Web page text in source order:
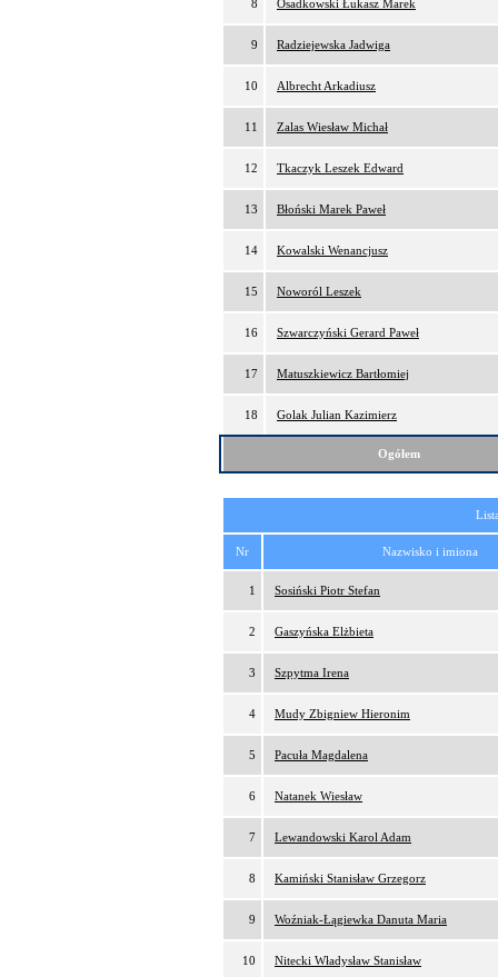
8 Osadkowski Łukasz Marek
9 Radziejewska Jadwiga
10 Albrecht Arkadiusz
11 Zalas Wiesław Michał
12 Tkaczyk Leszek Edward
13 Błoński Marek Paweł
14 Kowalski Wenancjusz
15 Noworól Leszek
16 Szwarczyński Gerard Paweł
17 Matuszkiewicz Bartłomiej
18 Golak Julian Kazimierz
Ogółem
Nr Nazwisko i imiona
1 Sosiński Piotr Stefan
2 Gaszyńska Elżbieta
3 Szpytma Irena
4 Mudy Zbigniew Hieronim
5 Pacuła Magdalena
6 Natanek Wiesław
7 Lewandowski Karol Adam
8 Kamiński Stanisław Grzegorz
9 Woźniak-Łągiewka Danuta Maria
10 Nitecki Władysław Stanisław